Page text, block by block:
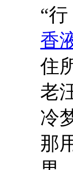
“
香
住
老
冷
那